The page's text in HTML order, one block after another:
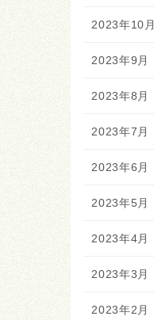
2023年10月
2023年9月
2023年8月
2023年7月
2023年6月
2023年5月
2023年4月
2023年3月
2023年2月